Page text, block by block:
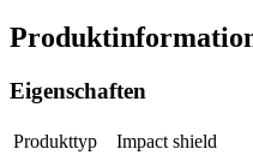
Eigenschaften
Produkttyp
Impact shield